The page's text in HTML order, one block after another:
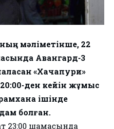
мәліметінше, 22
Авангард-3
«Хачапури»
ден кейін жұмыс
ішінде
болған.
23:00 шамасында